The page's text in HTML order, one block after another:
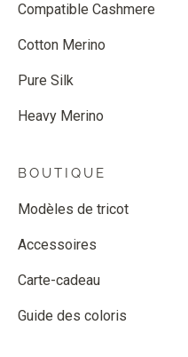
Compatible Cashmere
Cotton Merino
Pure Silk
Heavy Merino
BOUTIQUE
Modèles de tricot
Accessoires
Carte-cadeau
Guide des coloris